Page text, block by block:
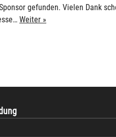
gefunden. Vielen Dank
Weiter »